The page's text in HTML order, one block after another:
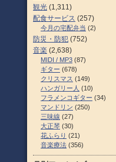
観光 (1,311)
配食サービス (257)
今月の宅配弁当 (2)
防災・防犯 (752)
音楽 (2,638)
MIDI / MP3 (87)
ギター (678)
クリスマス (149)
ハンガリー人 (10)
フラメンコギター (34)
マンドリン (250)
三味線 (27)
大正琴 (30)
花ふらり (21)
音楽療法 (356)